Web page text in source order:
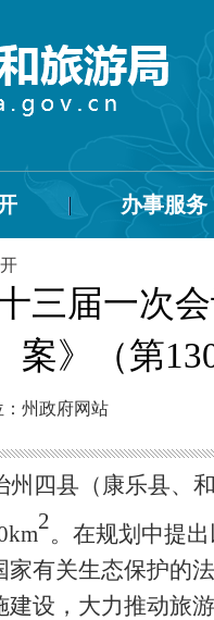
办事服务
三届一次
案》（第
：州政府网站
四县（康乐县、
2。在规划中提
有关生态保护的
设，大力推动旅